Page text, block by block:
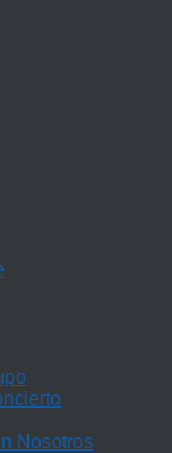
Nosotros